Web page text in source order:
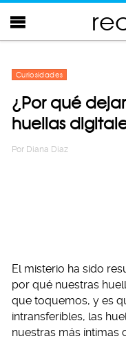
Curiosidades
¿Por qué
huellas
Por Diana Diaz
El misterio ha sido
por qué nuestras
que toquemos, y es
intransferibles, las
nuestras más